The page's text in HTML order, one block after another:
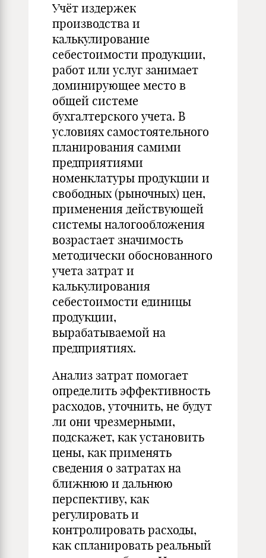
Учёт издержек
производства и
калькулирование
себестоимости продукции,
работ или услуг занимает
доминирующее место в
общей системе
бухгалтерского учета. В
условиях самостоятельного
планирования самими
предприятиями
номенклатуры продукции и
свободных (рыночных) цен,
применения действующей
системы налогообложения
возрастает значимость
методически обоснованного
учета затрат и
калькулирования
себестоимости единицы
продукции,
вырабатываемой на
предприятиях.
Анализ затрат помогает
определить эффективность
расходов, уточнить, не будут
ли они чрезмерными,
подскажет, как установить
цены, как применять
сведения о затратах на
ближнюю и дальнюю
перспективу, как
регулировать и
контролировать расходы,
как спланировать реальный